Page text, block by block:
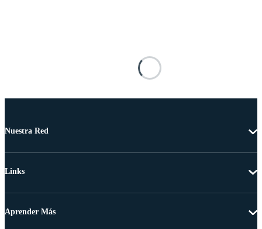
Nuestra Red
Links
Aprender Más